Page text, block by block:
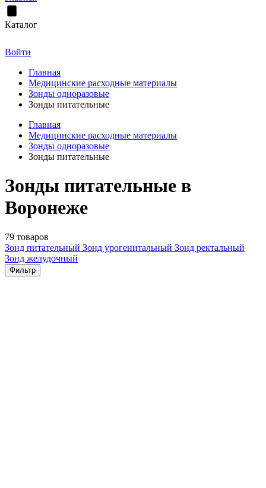
Каталог
Войти
Главная
Медицинские расходные материалы
Зонды одноразовые
Зонды питательные
Главная
Медицинские расходные материалы
Зонды одноразовые
Зонды питательные
Зонды питательные в
Воронеже
79 товаров
Зонд питательный Зонд урогенитальный Зонд ректальный
Зонд желудочный
Фильтр